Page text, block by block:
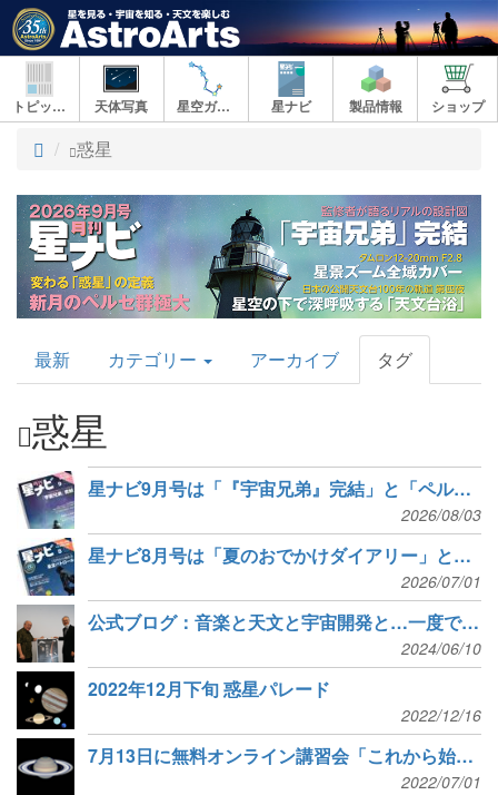
トピックス 天体写真 星空ガイド 星ナビ 製品情報 ショップ
ト
プ
惑星
AstroArts
Topics
最新 カテゴリー アーカイブ タグ
惑星
星ナビ9月号は「『宇宙兄弟』完結」と「ペルセ群を見る・撮る」
2026/08/03
星ナビ8月号は「夏のおでかけダイアリー」と「ネットワークカメラで火球をゲット」
2026/07/01
公式ブログ：音楽と天文と宇宙開発と…一度で三度美味しいイベント
2024/06/10
2022年12月下旬 惑星パレード
2022/12/16
7月13日に無料オンライン講習会「これから始める惑星撮影」を開催
2022/07/01